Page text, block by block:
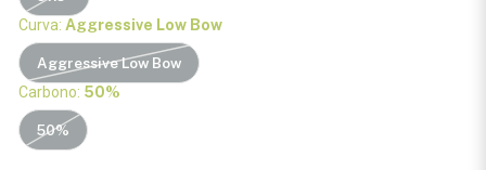
Curva: Aggressive Low Bow
Aggressive Low Bow
Carbono: 50%
50%